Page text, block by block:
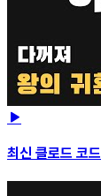
최신 클로드 코